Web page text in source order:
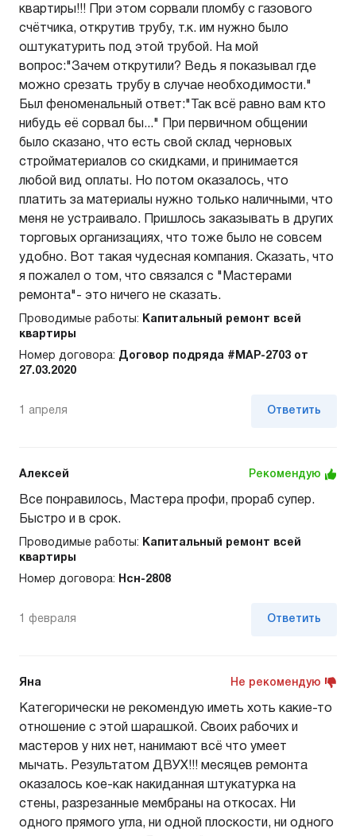
квартиры!!! При этом сорвали пломбу с газового
счётчика, открутив трубу, т.к. им нужно было
оштукатурить под этой трубой. На мой
вопрос:"Зачем открутили? Ведь я показывал где
можно срезать трубу в случае необходимости."
Был феноменальный ответ:"Так всё равно вам кто
нибудь её сорвал бы..." При первичном общении
было сказано, что есть свой склад черновых
стройматериалов со скидками, и принимается
любой вид оплаты. Но потом оказалось, что
платить за материалы нужно только наличными, что
меня не устраивало. Пришлось заказывать в других
торговых организациях, что тоже было не совсем
удобно. Вот такая чудесная компания. Сказать, что
я пожалел о том, что связался с "Мастерами
ремонта"- это ничего не сказать.
Проводимые работы:
Капитальный ремонт всей
квартиры
Номер договора: Договор подряда #МАР-2703 от
27.03.2020
1 апреля Ответить
Алексей Рекомендую
Все понравилось, Мастера профи, прораб супер.
Быстро и в срок.
Проводимые работы:
Капитальный ремонт всей
квартиры
Номер договора: Нсн-2808
1 февраля Ответить
Яна Не рекомендую
Категорически не рекомендую иметь хоть какие-то
отношение с этой шарашкой. Своих рабочих и
мастеров у них нет, нанимают всё что умеет
мычать. Результатом ДВУХ!!! месяцев ремонта
оказалось кое-как накиданная штукатурка на
стены, разрезанные мембраны на откосах. Ни
одного прямого угла, ни одной плоскости, ни одного